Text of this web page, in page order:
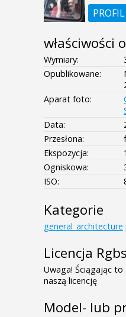
PROFIL
właściwości
Wymiary:
Opublikowane:
Aparat foto:
Data:
Przesłona:
Ekspozycja:
Ogniskowa:
ISO:
Kategorie
general_architecture
Licencja
Uwaga! Ściągając
naszą licencję
Model- lub